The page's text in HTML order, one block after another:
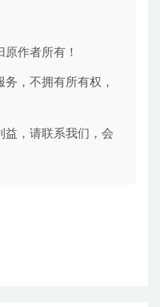
作者所有！
，不拥有所有权，
益，请联系我们，会